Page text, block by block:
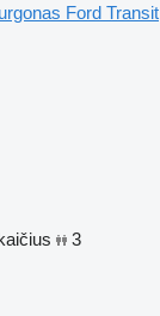
Ford Transit
3